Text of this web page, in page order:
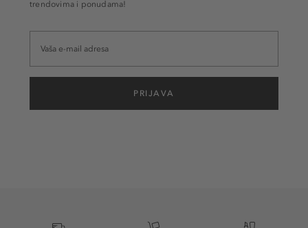
trendovima i ponudama!
PRIJAVA